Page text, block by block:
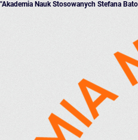
"Akademia Nauk Stosowanych Stefana